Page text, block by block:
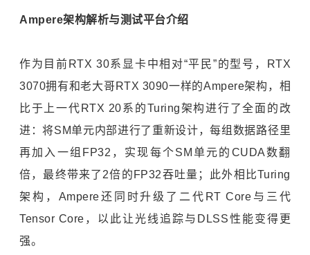
Ampere架构解析与测试平台介绍
作为目前RTX 30系显卡中相对“平民”的型号，RTX
3070拥有和老大哥RTX 3090一样的Ampere架构，相
比于上一代RTX 20系的Turing架构进行了全面的改
进：将SM单元内部进行了重新设计，每组数据路径里
再加入一组FP32，实现每个SM单元的CUDA数翻
倍，最终带来了2倍的FP32吞吐量；此外相比Turing
架构，Ampere还同时升级了二代RT Core与三代
Tensor Core，以此让光线追踪与DLSS性能变得更
强。